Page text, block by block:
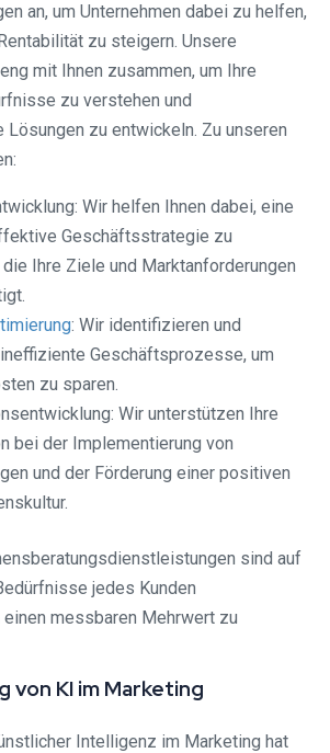
an, um Unternehmen dabei zu helfen,
zu steigern. Unsere
mit Ihnen zusammen, um Ihre
zu verstehen und
zu entwickeln. Zu unseren
Wir helfen Ihnen dabei, eine
Geschäftsstrategie zu
Ihre Ziele und Marktanforderungen
: Wir identifizieren und
Geschäftsprozesse, um
zu sparen.
Wir unterstützen Ihre
bei der Implementierung von
und der Förderung einer positiven
sind auf
jedes Kunden
messbaren Mehrwert zu
von KI im Marketing
Intelligenz im Marketing hat